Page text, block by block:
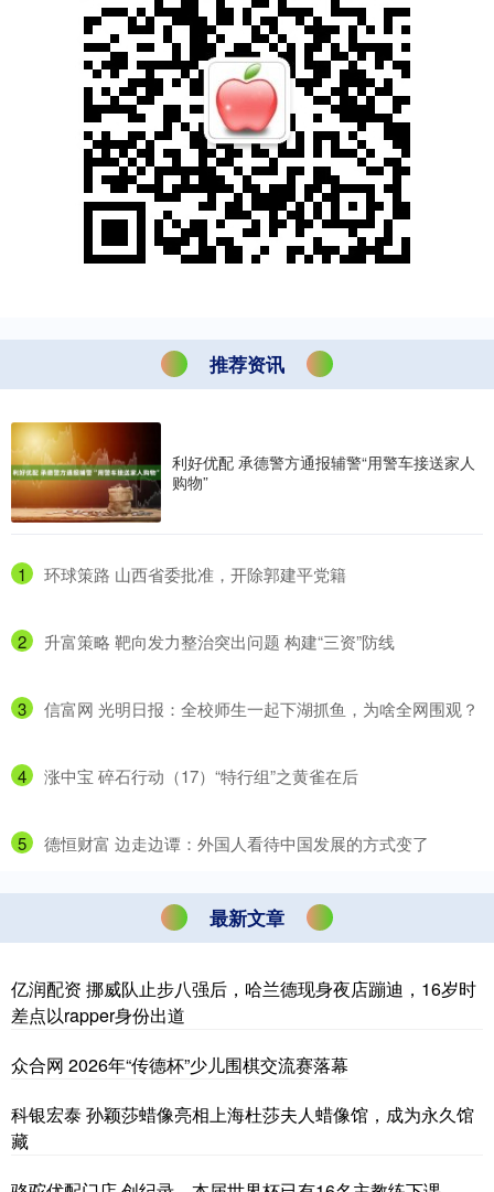
推荐资讯
利好优配 承德警方通报辅警“用警车接送家人
购物”
1 ​环球策路 山西省委批准，开除郭建平党籍
2 ​升富策略 靶向发力整治突出问题 构建“三资”防线
3 ​信富网 光明日报：全校师生一起下湖抓鱼，为啥全网围观？
4 ​涨中宝 碎石行动（17）“特行组”之黄雀在后
5 ​德恒财富 边走边谭：外国人看待中国发展的方式变了
最新文章
亿润配资 挪威队止步八强后，哈兰德现身夜店蹦迪，16岁时
差点以rapper身份出道
众合网 2026年“传德杯”少儿围棋交流赛落幕
科银宏泰 孙颖莎蜡像亮相上海杜莎夫人蜡像馆，成为永久馆
藏